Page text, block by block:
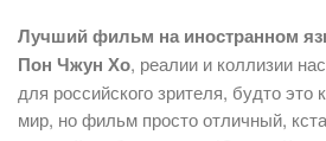
Лучший фильм на иностранном
Пон Чжун Хо, реалии и коллизии
для российского зрителя, будто это
мир, но фильм просто отличный,